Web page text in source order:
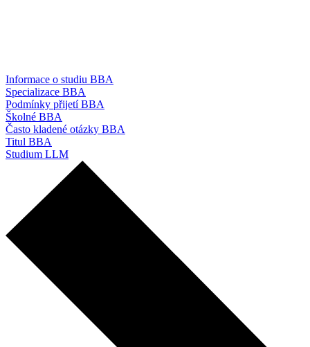
Informace o studiu BBA
Specializace BBA
Podmínky přijetí BBA
Školné BBA
Často kladené otázky BBA
Titul BBA
Studium LLM